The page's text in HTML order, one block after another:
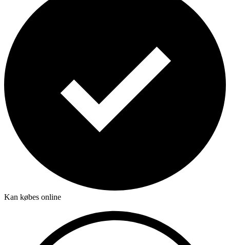
Kan købes online